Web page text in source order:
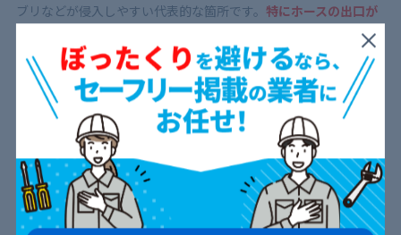
ブリなどが侵入しやすい代表的な箇所です。 特にホースの出口が
地面に近い場合や、キャップがついていない状態だと、外から容
易に侵入されてしまいます。
対策としては、
専用の防虫キャップやパテでホース周りをしっか
り塞ぐことが重要です。
市販の防虫フィルターを活用するのも効
果的です。こうした小さな隙間をふさぐだけで、室内への侵入リ
スクを大きく減らせます。
さらに詳しく知りたい方はこちら